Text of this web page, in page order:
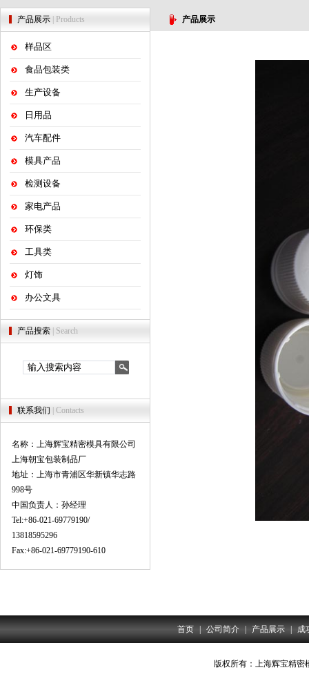
产品展示 | Products
样品区
食品包装类
生产设备
日用品
汽车配件
模具产品
检测设备
家电产品
环保类
工具类
灯饰
办公文具
产品搜索 | Search
联系我们 | Contacts
名称：上海辉宝精密模具有限公司
上海朝宝包装制品厂
地址：上海市青浦区华新镇华志路
998号
中国负责人：孙经理
Tel:+86-021-69779190/
13818595296
Fax:+86-021-69779190-610
产品展示
首页 | 公司简介 | 产品展示 | 成
版权所有：上海辉宝精密